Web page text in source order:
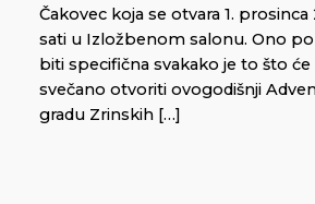
Čakovec koja se otvara 1. prosinca
sati u Izložbenom salonu. Ono
biti specifična svakako je to što
svečano otvoriti ovogodišnji
gradu Zrinskih […]